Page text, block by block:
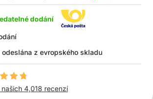
dodání
z evropského skladu
4,018 recenzí